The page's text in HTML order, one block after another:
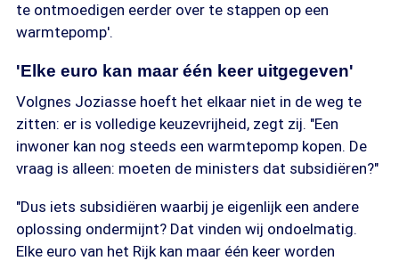
te ontmoedigen eerder over te stappen op een
warmtepomp'.
'Elke euro kan maar één keer uitgegeven'
Volgnes Joziasse hoeft het elkaar niet in de weg te
zitten: er is volledige keuzevrijheid, zegt zij. "Een
inwoner kan nog steeds een warmtepomp kopen. De
vraag is alleen: moeten de ministers dat subsidiëren?"
"Dus iets subsidiëren waarbij je eigenlijk een andere
oplossing ondermijnt? Dat vinden wij ondoelmatig.
Elke euro van het Rijk kan maar één keer worden